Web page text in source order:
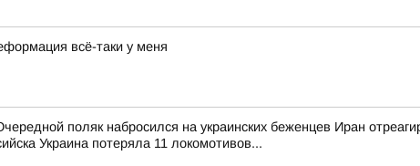
всё-таки у меня
поляк набросился на украинских беженцев Иран
Украина потеряла 11 локомотивов...